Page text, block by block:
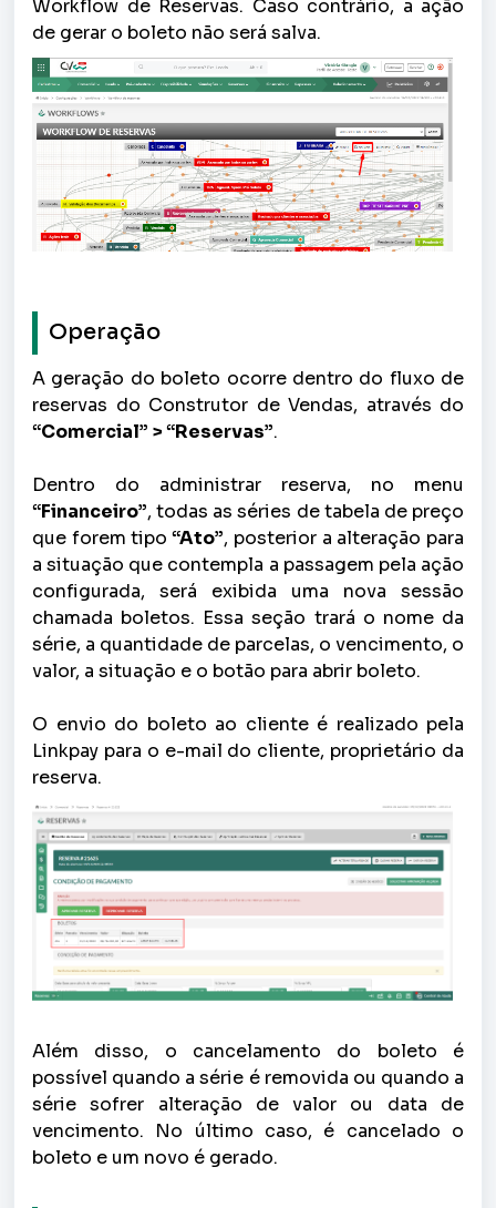
Workflow de Reservas. Caso contrário, a ação
de gerar o boleto não será salva.
Operação
A geração do boleto ocorre dentro do fluxo de
reservas do Construtor de Vendas, através do
“Comercial” > “Reservas”.
Dentro do administrar reserva, no menu
“Financeiro”, todas as séries de tabela de preço
que forem tipo “Ato”, posterior a alteração para
a situação que contempla a passagem pela ação
configurada, será exibida uma nova sessão
chamada boletos. Essa seção trará o nome da
série, a quantidade de parcelas, o vencimento, o
valor, a situação e o botão para abrir boleto.
O envio do boleto ao cliente é realizado pela
Linkpay para o e-mail do cliente, proprietário da
reserva.
Além disso, o cancelamento do boleto é
possível quando a série é removida ou quando a
série sofrer alteração de valor ou data de
vencimento. No último caso, é cancelado o
boleto e um novo é gerado.